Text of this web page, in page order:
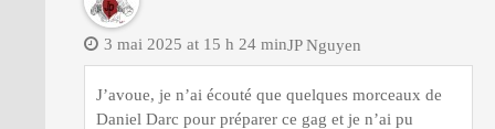
JP Nguyen
3 mai 2025 at 15 h 24 min
J’avoue, je n’ai écouté que quelques morceaux de
Daniel Darc pour préparer ce gag et je n’ai pu